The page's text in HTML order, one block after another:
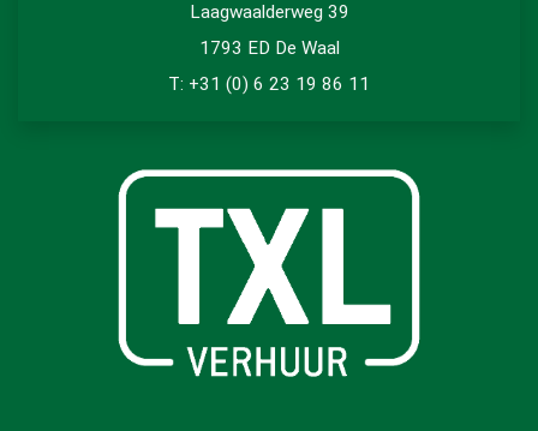
Laagwaalderweg 39
1793 ED De Waal
T: +31 (0) 6 23 19 86 11